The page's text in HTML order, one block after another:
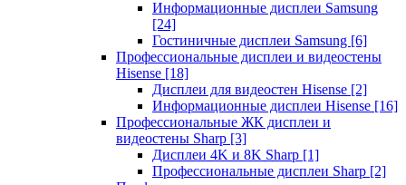
Информационные дисплеи Samsung
[24]
Гостиничные дисплеи Samsung [6]
Профессиональные дисплеи и видеостены
Hisense [18]
Дисплеи для видеостен Hisense [2]
Информационные дисплеи Hisense [16]
Профессиональные ЖК дисплеи и
видеостены Sharp [3]
Дисплеи 4K и 8K Sharp [1]
Профессиональные дисплеи Sharp [2]